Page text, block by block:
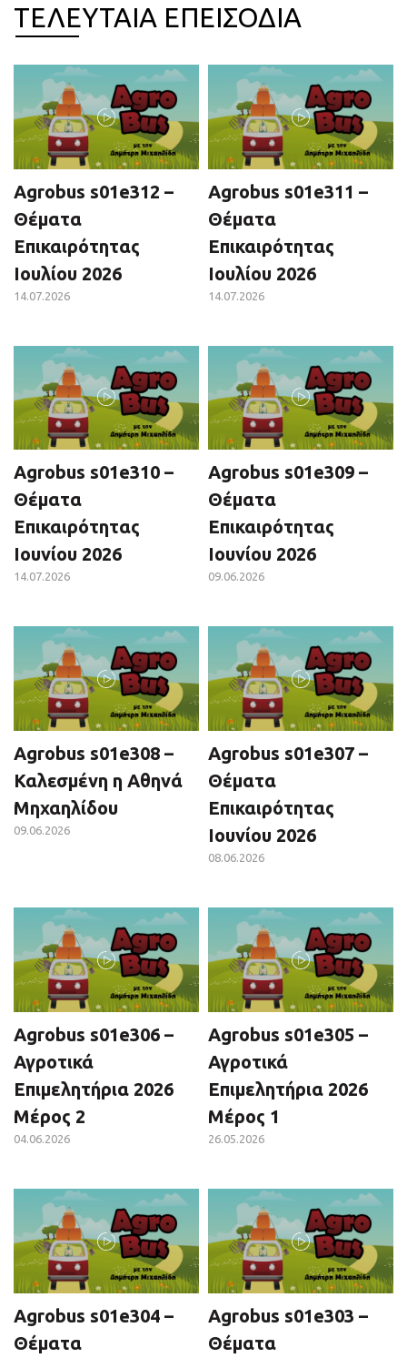
ΤΕΛΕΥΤΑΙΑ ΕΠΕΙΣΟΔΙΑ
Agrobus s01e312 –
Θέματα
Επικαιρότητας
Ιουλίου 2026
14.07.2026
Agrobus s01e311 –
Θέματα
Επικαιρότητας
Ιουλίου 2026
14.07.2026
Agrobus s01e310 –
Θέματα
Επικαιρότητας
Ιουνίου 2026
14.07.2026
Agrobus s01e309 –
Θέματα
Επικαιρότητας
Ιουνίου 2026
09.06.2026
Agrobus s01e308 –
Καλεσμένη η Αθηνά
Μηχαηλίδου
09.06.2026
Agrobus s01e307 –
Θέματα
Επικαιρότητας
Ιουνίου 2026
08.06.2026
Agrobus s01e306 –
Αγροτικά
Επιμελητήρια 2026
Μέρος 2
04.06.2026
Agrobus s01e305 –
Αγροτικά
Επιμελητήρια 2026
Μέρος 1
26.05.2026
Agrobus s01e304 –
Θέματα
Agrobus s01e303 –
Θέματα